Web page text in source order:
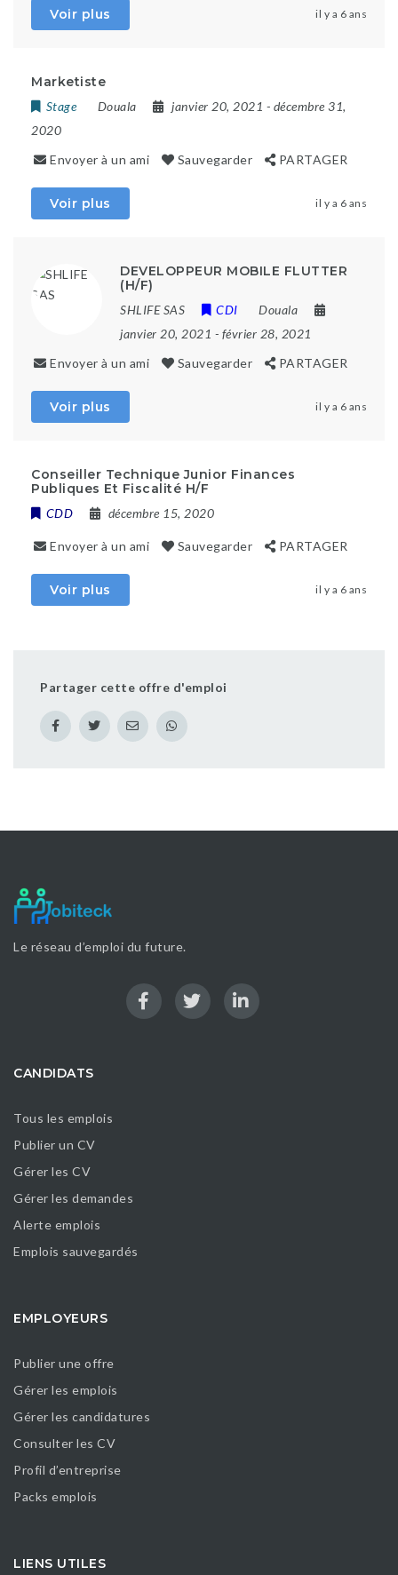
Voir plus il y a 6 ans
Marketiste
Stage Douala janvier 20, 2021 - décembre 31,
2020
Envoyer à un ami
Sauvegarder PARTAGER
Voir plus il y a 6 ans
DEVELOPPEUR MOBILE FLUTTER
(H/F)
SHLIFE SAS CDI
Douala
janvier 20, 2021 - février 28, 2021
Envoyer à un ami
Sauvegarder PARTAGER
Voir plus il y a 6 ans
Conseiller Technique Junior Finances
Publiques Et Fiscalité H/F
CDD décembre 15, 2020
Envoyer à un ami Sauvegarder PARTAGER
Voir plus il y a 6 ans
Partager cette offre d'emploi
Le réseau d’emploi du future.
CANDIDATS
Tous les emplois
Publier un CV
Gérer les CV
Gérer les demandes
Alerte emplois
Emplois sauvegardés
EMPLOYEURS
Publier une offre
Gérer les emplois
Gérer les candidatures
Consulter les CV
Profil d’entreprise
Packs emplois
LIENS UTILES